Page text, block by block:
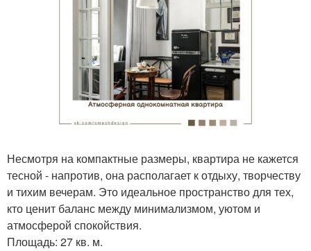
Несмотря на компактные размеры, квартира не кажется
тесной - напротив, она располагает к отдыху, творчеству
и тихим вечерам. Это идеальное пространство для тех,
кто ценит баланс между минимализмом, уютом и
атмосферой спокойствия.
Площадь: 27 кв. м.